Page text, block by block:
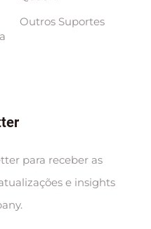
Outros Suportes
para receber as
e insights